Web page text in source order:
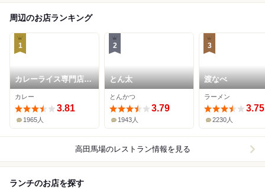
周辺のお店ランキング
1
カレーライス専門店
ブラザー
カレー
3.81
1965人
2
とん太
とんかつ
3.79
1943人
3
渡なべ
ラーメン
3.75
2230人
高田馬場のレストラン情報を見る
ランチのお店を探す